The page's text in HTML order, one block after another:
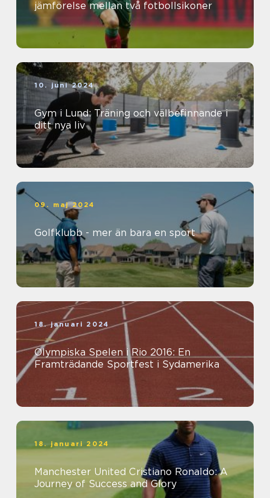
jämförelse mellan två fotbollsikoner
10. juni 2024
Gym i Lund: Träning och välbefinnande i
ditt nya liv
09. maj 2024
Golfklubb - mer än bara en sport
18. januari 2024
Olympiska Spelen i Rio 2016: En
Framträdande Sportfest i Sydamerika
18. januari 2024
Manchester United Cristiano Ronaldo: A
Journey of Success and Glory